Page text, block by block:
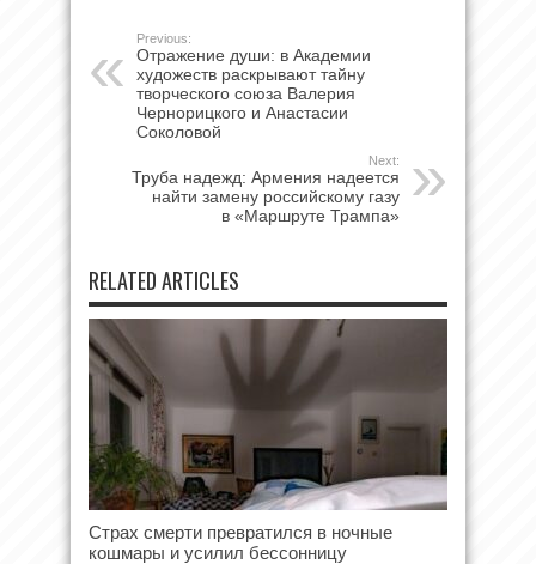
Previous:
Отражение души: в Академии
художеств раскрывают тайну
творческого союза Валерия
Чернорицкого и Анастасии
Соколовой
Next:
Труба надежд: Армения надеется
найти замену российскому газу
в «Маршруте Трампа»
RELATED ARTICLES
Страх смерти превратился в ночные
кошмары и усилил бессонницу